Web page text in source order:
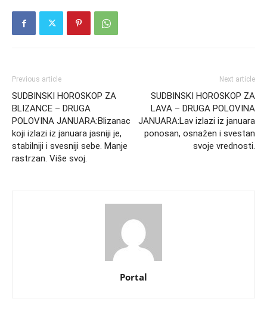
Previous article
SUDBINSKI HOROSKOP ZA
BLIZANCE – DRUGA
POLOVINA JANUARA:Blizanac
koji izlazi iz januara jasniji je,
stabilniji i svesniji sebe. Manje
rastrzan. Više svoj.
Next article
SUDBINSKI HOROSKOP ZA
LAVA – DRUGA POLOVINA
JANUARA:Lav izlazi iz januara
ponosan, osnažen i svestan
svoje vrednosti.
Portal